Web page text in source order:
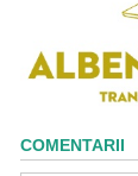
COMENTARII